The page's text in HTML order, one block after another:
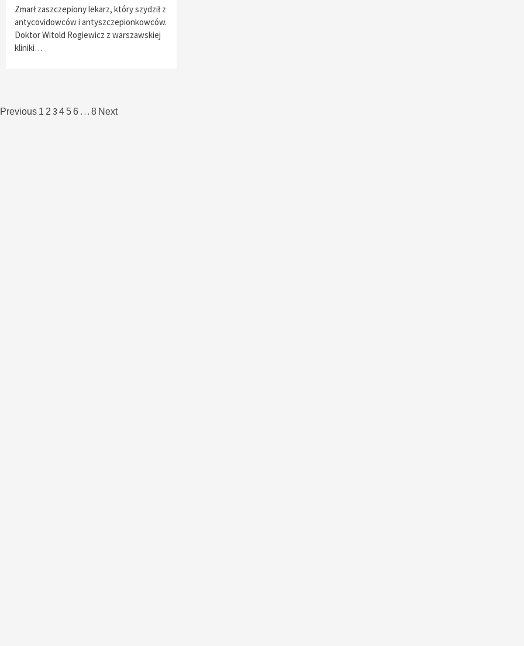
Zmarł zaszczepiony lekarz, który szydził z
antycovidowców i antyszczepionkowców.
Doktor Witold Rogiewicz z warszawskiej
kliniki…
Nawigacja
Previous 1 2 3 4 56 … 8 Next